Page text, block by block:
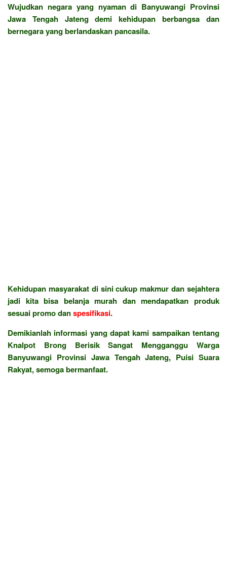
Wujudkan negara yang nyaman di Banyuwangi Provinsi
Jawa Tengah Jateng demi kehidupan berbangsa dan
bernegara yang berlandaskan pancasila.
Kehidupan masyarakat di sini cukup makmur dan sejahtera
jadi kita bisa belanja murah dan mendapatkan produk
sesuai promo danspesifikasi.
Demikianlah informasi yang dapat kami sampaikan tentang
Knalpot Brong Berisik Sangat Mengganggu Warga
Banyuwangi Provinsi Jawa Tengah Jateng, Puisi Suara
Rakyat, semoga bermanfaat.